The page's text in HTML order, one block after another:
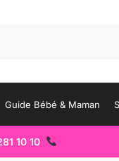
Guide Bébé & Maman
10 10